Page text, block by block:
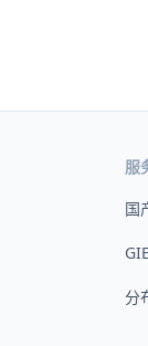
服
国
分